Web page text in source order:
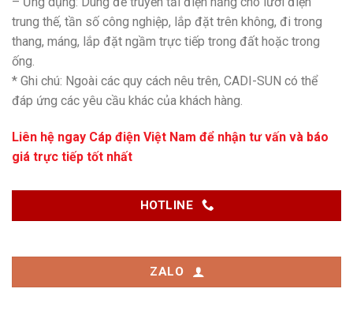
trung thế, tần số công nghiệp, lắp đặt trên không, đi trong
thang, máng, lắp đặt ngầm trực tiếp trong đất hoặc trong
ống.
* Ghi chú: Ngoài các quy cách nêu trên, CADI-SUN có thể
đáp ứng các yêu cầu khác của khách hàng.
Liên hệ ngay Cáp điện Việt Nam để nhận tư vấn và báo
giá trực tiếp tốt nhất
HOTLINE
ZALO